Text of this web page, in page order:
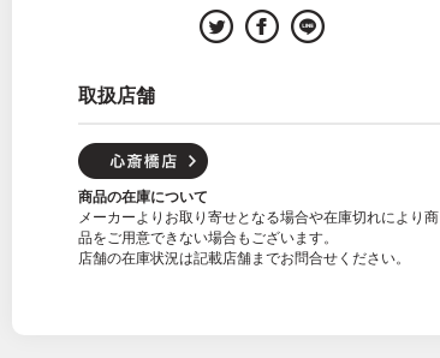
取扱店舗
商品の在庫について
メーカーよりお取り寄せとなる場合や在庫切れにより商
品をご用意できない場合もございます。
店舗の在庫状況は記載店舗までお問合せください。